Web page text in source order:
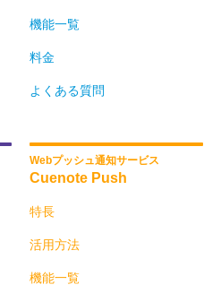
機能一覧
料金
よくある質問
Webプッシュ通知サービス
Cuenote Push
特長
活用方法
機能一覧